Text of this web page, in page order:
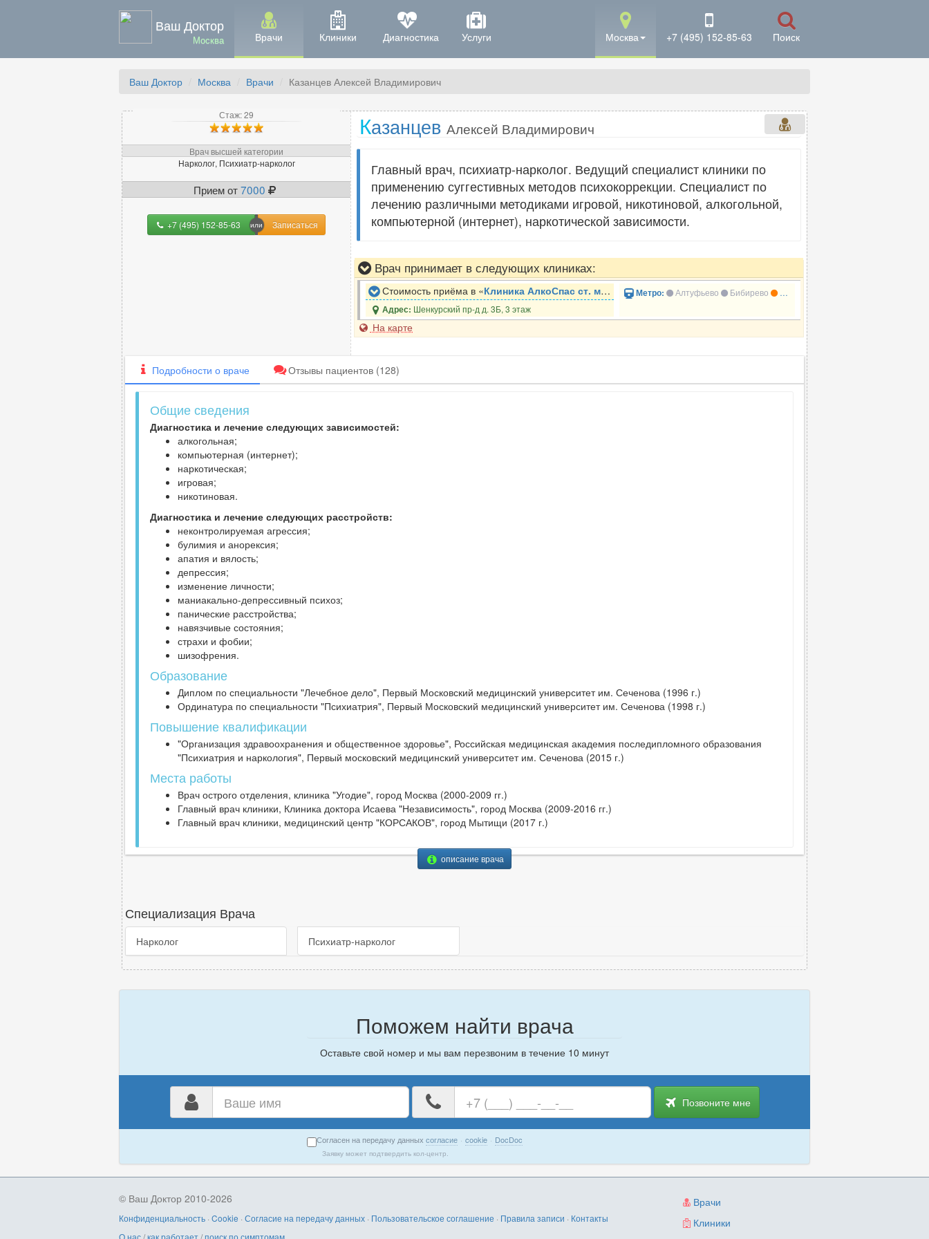
Ваш Доктор
Москва Врачи Клиники Диагностика Услуги Москва +7 (495) 152-85-63 Поиск
Ваш Доктор Москва Врачи Казанцев Алексей Владимирович
Стаж: 29
Врач высшей категории
Нарколог, Психиатр-нарколог
Прием от7000
+7 (495) 152-85-63 Записаться
Казанцев Алексей Владимирович
Главный врач, психиатр-нарколог. Ведущий специалист клиники по
применению суггестивных методов психокоррекции. Специалист по
лечению различными методиками игровой, никотиновой, алкогольной,
компьютерной (интернет), наркотической зависимости.
Врач принимает в следующих клиниках:
Стоимость приёма в «Клиника АлкоСпас ст. м. Алтуфьево »
Адрес: Шенкурский пр-д д. 3Б, 3 этаж
Метро: Алтуфьево Бибирево Бескудниково
На карте
Подробности о враче Отзывы пациентов(128)
Общие сведения
Диагностика и лечение следующих зависимостей:
алкогольная;
компьютерная (интернет);
наркотическая;
игровая;
никотиновая.
Диагностика и лечение следующих расстройств:
неконтролируемая агрессия;
булимия и анорексия;
апатия и вялость;
депрессия;
изменение личности;
маниакально-депрессивный психоз;
панические расстройства;
навязчивые состояния;
страхи и фобии;
шизофрения.
Образование
Диплом по специальности "Лечебное дело", Первый Московский медицинский университет им. Сеченова (1996 г.)
Ординатура по специальности "Психиатрия", Первый Московский медицинский университет им. Сеченова (1998 г.)
Повышение квалификации
"Организация здравоохранения и общественное здоровье", Российская медицинская академия последипломного образования
"Психиатрия и наркология", Первый московский медицинский университет им. Сеченова (2015 г.)
Места работы
Врач острого отделения, клиника "Угодие", город Москва (2000-2009 гг.)
Главный врач клиники, Клиника доктора Исаева "Независимость", город Москва (2009-2016 гг.)
Главный врач клиники, медицинский центр "КОРСАКОВ", город Мытищи (2017 г.)
описание врача
Специализация Врача
Нарколог Психиатр-нарколог
Поможем найти врача
Оставьте свой номер и мы вам перезвоним в течение 10 минут
номер
телефона
Позвоните мне
Согласен на передачу данных согласие · cookie · DocDoc
Заявку может подтвердить кол-центр.
Врачи
Клиники
© Ваш Доктор 2010-2026
Конфиденциальность · Cookie · Согласие на передачу данных · Пользовательское соглашение · Правила записи · Контакты